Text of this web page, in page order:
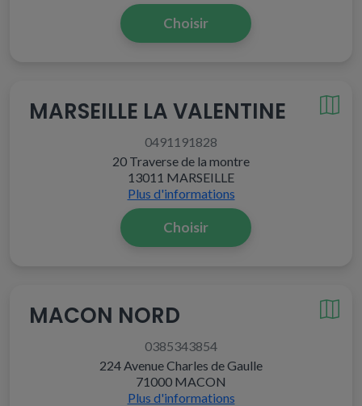
Choisir
MARSEILLE LA VALENTINE
0491191828
20 Traverse de la montre
13011 MARSEILLE
Plus d'informations
Choisir
MACON NORD
0385343854
224 Avenue Charles de Gaulle
71000 MACON
Plus d'informations